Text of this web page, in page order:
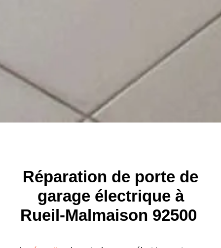
Réparation de porte de
garage électrique à
Rueil-Malmaison 92500